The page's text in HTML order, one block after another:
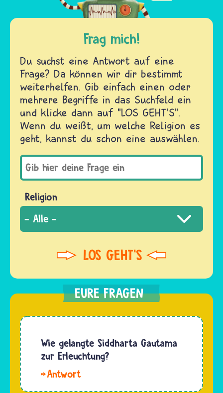
Frag mich!
Du suchst eine Antwort auf eine
Frage? Da können wir dir bestimmt
weiterhelfen. Gib einfach einen oder
mehrere Begriffe in das Suchfeld ein
und klicke dann auf "LOS GEHT'S".
Wenn du weißt, um welche Religion es
geht, kannst du schon eine auswählen.
Religion
Wie gelangte Siddharta Gautama
zur Erleuchtung?